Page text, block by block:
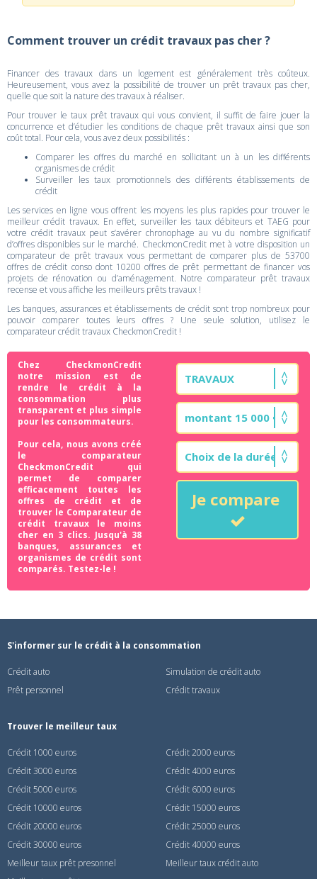
Comment trouver un crédit travaux pas cher ?
Financer des travaux dans un logement est généralement très coûteux.
Heureusement, vous avez la possibilité de trouver un prêt travaux pas cher,
quelle que soit la nature des travaux à réaliser.
Pour trouver le taux prêt travaux qui vous convient, il suffit de faire jouer la
concurrence et d’étudier les conditions de chaque prêt travaux ainsi que son
coût total. Pour cela, vous avez deux possibilités :
Comparer les offres du marché en sollicitant un à un les différents
organismes de crédit
Surveiller les taux promotionnels des différents établissements de
crédit
Les services en ligne vous offrent les moyens les plus rapides pour trouver le
meilleur crédit travaux. En effet, surveiller les taux débiteurs et TAEG pour
votre crédit travaux peut s’avérer chronophage au vu du nombre significatif
d’offres disponibles sur le marché. CheckmonCredit met à votre disposition un
comparateur de prêt travaux vous permettant de comparer plus de 53700
offres de crédit conso dont 10200 offres de prêt permettant de financer vos
projets de rénovation ou d’aménagement. Notre comparateur prêt travaux
recense et vous affiche les meilleurs prêts travaux !
Les banques, assurances et établissements de crédit sont trop nombreux pour
pouvoir comparer toutes leurs offres ? Une seule solution, utilisez le
comparateur crédit travaux CheckmonCredit !
Chez CheckmonCredit
notre mission est de
rendre le crédit à la
consommation plus
transparent et plus simple
pour les consommateurs.
Pour cela, nous avons créé
le comparateur
CheckmonCredit qui
permet de comparer
efficacement toutes les
offres de crédit et de
trouver le Comparateur de
crédit travaux le moins
cher en 3 clics. Jusqu'à 38
banques, assurances et
organismes de crédit sont
comparés. Testez-le !
Je compare
S'informer sur le crédit à la consommation
Crédit auto
Simulation de crédit auto
Prêt personnel
Crédit travaux
Trouver le meilleur taux
Crédit 1000 euros
Crédit 2000 euros
Crédit 3000 euros
Crédit 4000 euros
Crédit 5000 euros
Crédit 6000 euros
Crédit 10000 euros
Crédit 15000 euros
Crédit 20000 euros
Crédit 25000 euros
Crédit 30000 euros
Crédit 40000 euros
Meilleur taux prêt presonnel
Meilleur taux crédit auto